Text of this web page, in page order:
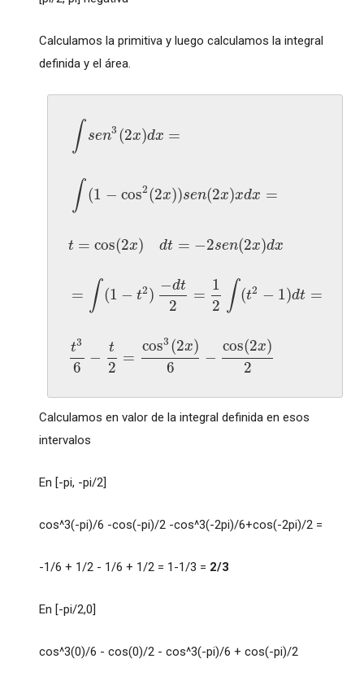
Calculamos la primitiva y luego calculamos la integral
definida y el área.
∫ sen3(2x)dx =
∫ (1 −cos2(2x))sen(2x)xdx =
t =cos(2x) dt = −2sen(2x)dx
= ∫ (1 − t2) −dt
2 = 1
2 ∫ (t2 − 1)dt =
t3
6 − t
2 = cos3(2x)
6
− cos(2x)
2
Calculamos en valor de la integral definida en esos
intervalos
En [-pi, -pi/2]
cos^3(-pi)/6 -cos(-pi)/2 -cos^3(-2pi)/6+cos(-2pi)/2 =
-1/6 + 1/2 - 1/6 + 1/2 = 1-1/3 = 2/3
En [-pi/2,0]
cos^3(0)/6 - cos(0)/2 - cos^3(-pi)/6 + cos(-pi)/2